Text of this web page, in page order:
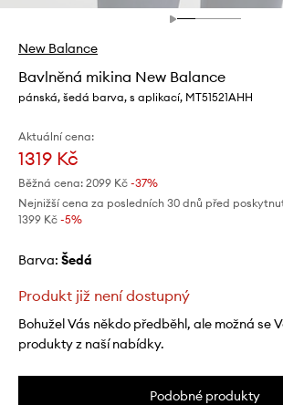
New Balance
Bavlněná mikina New Balance
pánská, šedá barva, s aplikací, MT51521AHH
Aktuální cena:
1319 Kč
Běžná cena: 2099 Kč -37%
Nejnižší cena za posledních 30 dnů před
1399 Kč -5%
Barva: šedá
Produkt již není dostupný
Bohužel Vás někdo předběhl, ale možná se
produkty z naší nabídky.
Podobné produkty